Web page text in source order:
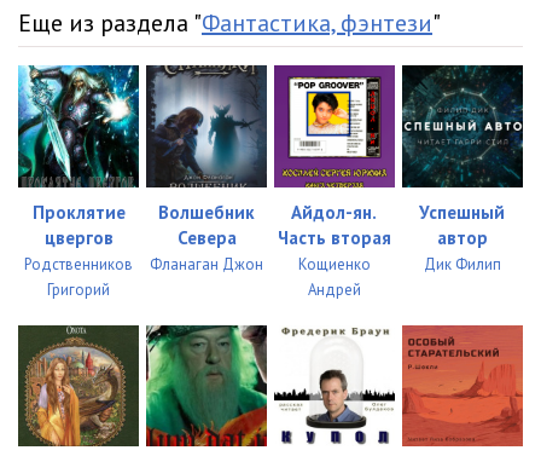
Еще из раздела "Фантастика, фэнтези"
Проклятие
цвергов
Родственников
Григорий
Волшебник
Севера
Фланаган Джон
Айдол-ян.
Часть вторая
Кощиенко
Андрей
Успешный
автор
Дик Филип